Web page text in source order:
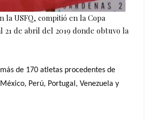
la USFQ, compitió en la Copa
21 de abril del 2019 donde obtuvo la
de 170 atletas procedentes de
Perú, Portugal, Venezuela y